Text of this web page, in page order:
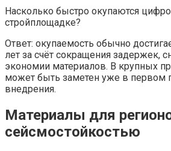
Насколько быстро окупаются
стройплощадке?
Ответ: окупаемость обычно
лет за счёт сокращения задержек,
экономии материалов. В крупных
может быть заметен уже в первом
внедрения.
Материалы для
сейсмостойкостью